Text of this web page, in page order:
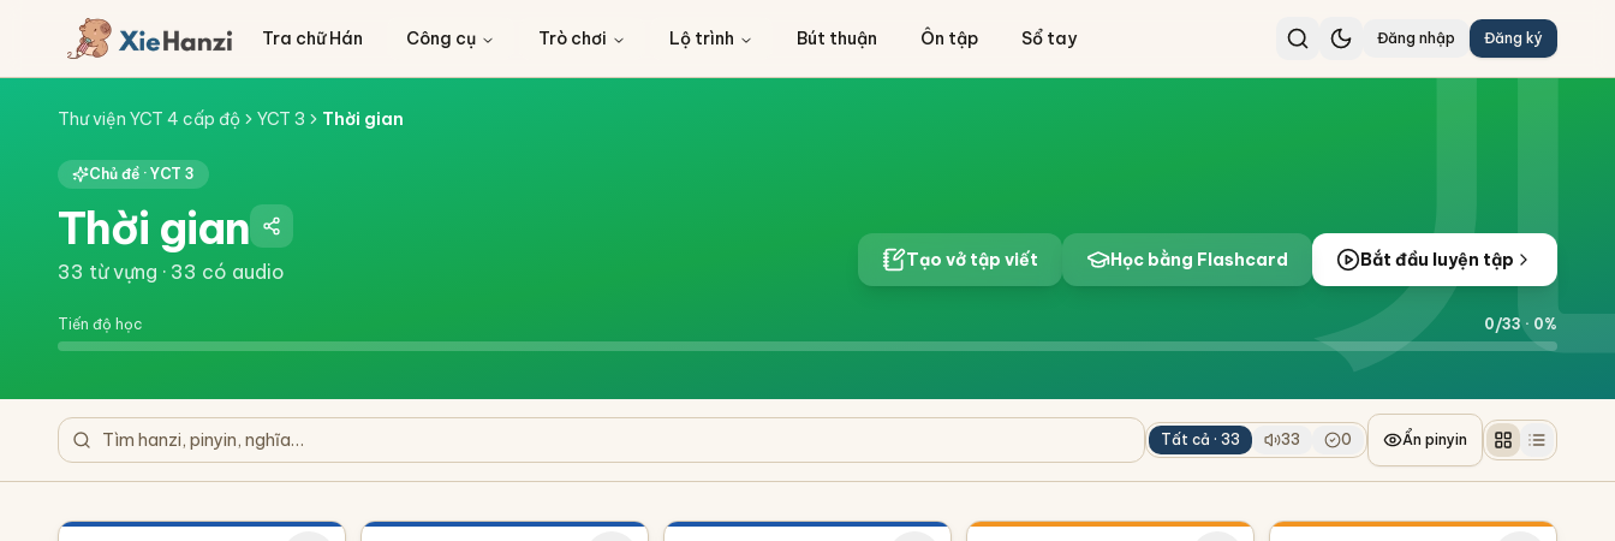
Tra chữ Hán Công cụ Trò chơi Lộ trình Bút thuận Ôn tập Sổ tay Đăng nhập Đăng ký
Thư viện YCT 4 cấp độ YCT 3 Thời gian
Chủ đề · YCT 3
Thời gian
33 từ vựng · 33 có audio Tạo vở tập viết Học bằng Flashcard Bắt đầu luyện tập
Tiến độ học 0/33· 0%
Tất cả · 33 33 0 Ẩn pinyin